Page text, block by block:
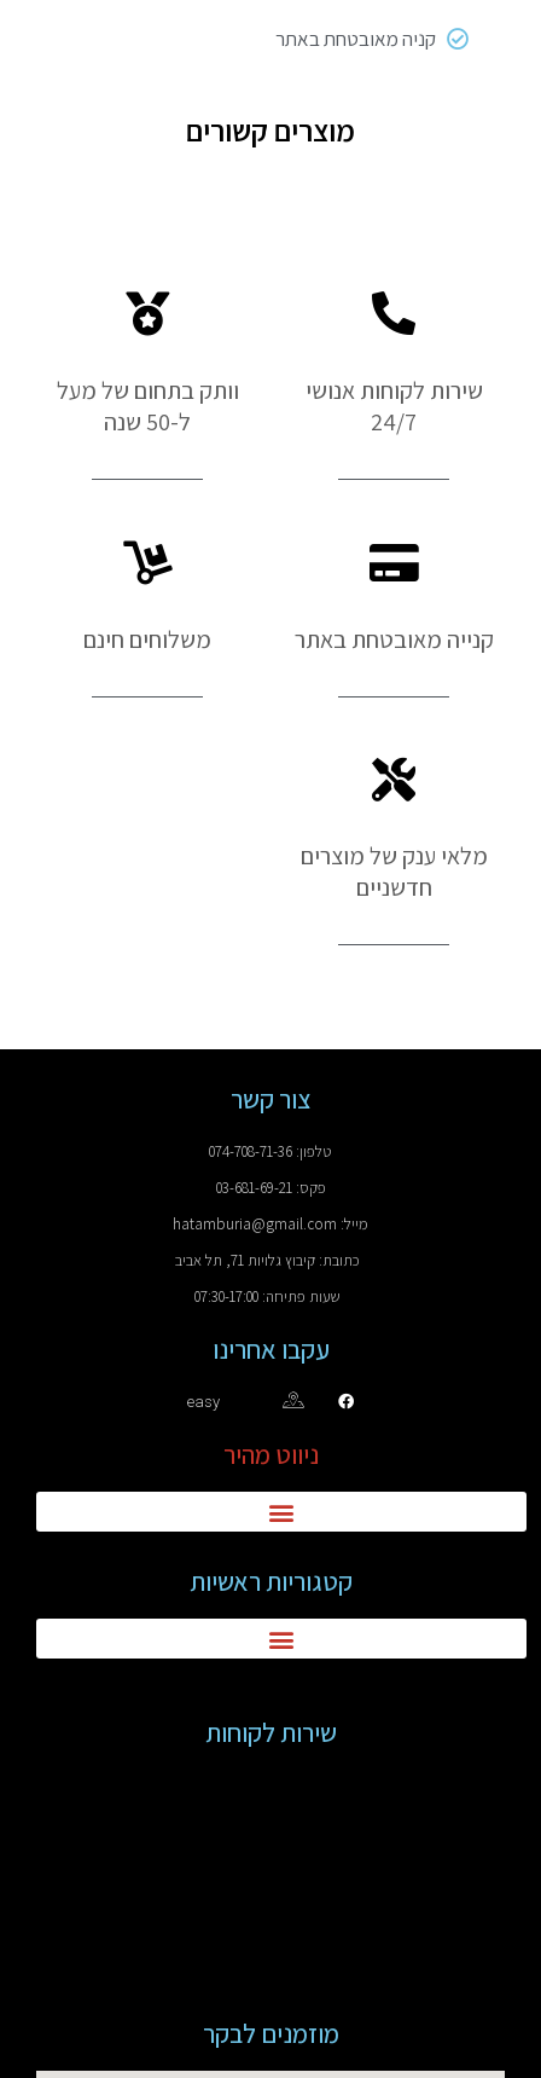
קניה מאובטחת באתר
מוצרים קשורים
שירות לקוחות אנושי
24/7
וותק בתחום של מעל
ל-50 שנה
קנייה מאובטחת באתר משלוחים חינם
מלאי ענק של מוצרים
חדשניים
צור קשר
טלפון: 074-708-71-36
פקס: 03-681-69-21
מייל: hatamburia@gmail.com
כתובת: קיבוץ גלויות 71, תל אביב
שעות פתיחה: 07:30-17:00
עקבו אחרינו
easy
ניווט מהיר
קטגוריות ראשיות
שירות לקוחות
מוזמנים לבקר